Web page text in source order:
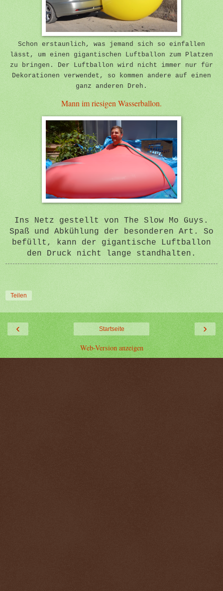
Schon erstaunlich, was jemand sich so einfallen
lässt, um einen gigantischen Luftballon zum Platzen
zu bringen. Der Luftballon wird nicht immer nur für
Dekorationen verwendet, so kommen andere auf einen
ganz anderen Dreh.
Mann im riesigen Wasserballon.
Ins Netz gestellt von The Slow Mo Guys.
Spaß und Abkühlung der besonderen Art. So
befüllt, kann der gigantische Luftballon
den Druck nicht lange standhalten.
Teilen
‹ ›
Startseite
Web-Version anzeigen